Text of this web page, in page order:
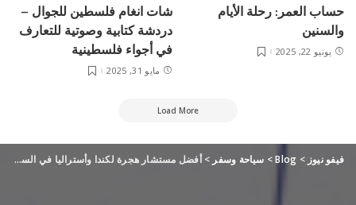
حساب العمر: رحلة الأيام
والسنين
يونيو 22, 2025
شات انغام فلسطين للجوال –
دردشة كتابية وصوتية للتعارف
في أجواء فلسطينية
مايو 31, 2025
Load More
فيفو نيوز >
Blog
> سياحة وسفر >أفضل مستشار هجرة لكندا وأستراليا في السعودية